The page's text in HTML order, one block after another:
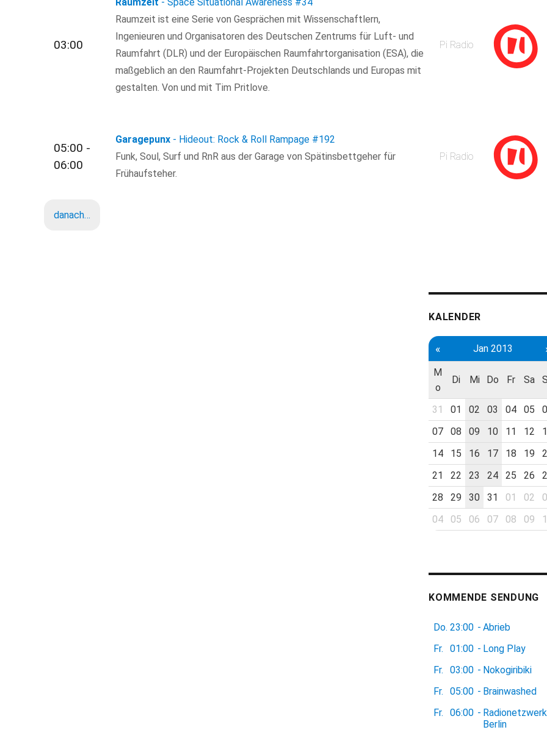
03:00
Raumzeit ist eine Serie von Gesprächen mit Wissenschaftlern,
Ingenieuren und Organisatoren des Deutschen Zentrums für Luft- und
Raumfahrt (DLR) und der Europäischen Raumfahrtorganisation (ESA), die
maßgeblich an den Raumfahrt-Projekten Deutschlands und Europas mit
gestalten. Von und mit Tim Pritlove.
Pi Radio
05:00 -
06:00
Garagepunx - Hideout: Rock & Roll Rampage #192
Funk, Soul, Surf und RnR aus der Garage von Spätinsbettgeher für
Frühaufsteher.
Pi Radio
danach…
KALENDER
« Jan 2013
M
o
Di Mi Do Fr Sa
31 01 02 03 04 05
07
08 09 10 11 12
14
15 16 17 18 19
21
22 23 24 25 26
28
29 30 31 01 02
04
05 06 07 08 09
KOMMENDE SENDUNG
Do. 23:00 - Abrieb
Fr.
01:00 - Long Play
Fr.
03:00 - Nokogiribiki
Fr.
05:00 - Brainwashed
Fr.
06:00 - Radionetzwerk
Berlin